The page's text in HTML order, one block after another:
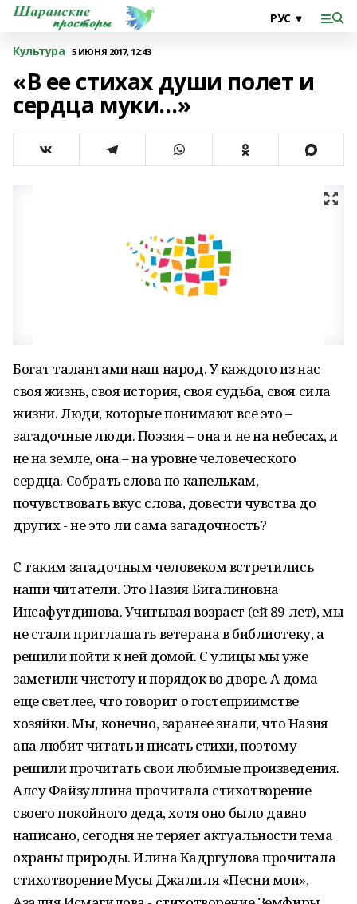
Культура 5 ИЮНЯ 2017, 12:43
«В ее стихах души полет и
сердца муки…»
Богат талантами наш народ. У каждого из нас
своя жизнь, своя история, своя судьба, своя сила
жизни. Люди, которые понимают все это –
загадочные люди. Поэзия – она и не на небесах, и
не на земле, она – на уровне человеческого
сердца. Собрать слова по капелькам,
почувствовать вкус слова, довести чувства до
других - не это ли сама загадочность?
С таким загадочным человеком встретились
наши читатели. Это Назия Бигалиновна
Инсафутдинова. Учитывая возраст (ей 89 лет), мы
не стали приглашать ветерана в библиотеку, а
решили пойти к ней домой. С улицы мы уже
заметили чистоту и порядок во дворе. А дома
еще светлее, что говорит о гостеприимстве
хозяйки. Мы, конечно, заранее знали, что Назия
апа любит читать и писать стихи, поэтому
решили прочитать свои любимые произведения.
Алсу Файзуллина прочитала стихотворение
своего покойного деда, хотя оно было давно
написано, сегодня не теряет актуальности тема
охраны природы. Илина Кадргулова прочитала
стихотворение Мусы Джалиля «Песни мои»,